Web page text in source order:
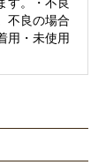
価格、及び
す。・不良
不良の場合
用・未使用